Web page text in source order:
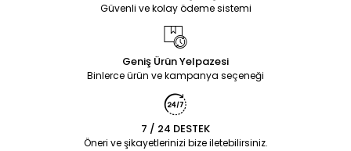
Güvenli ve kolay ödeme sistemi
Geniş Ürün Yelpazesi
Binlerce ürün ve kampanya seçeneği
7 / 24 DESTEK
Öneri ve şikayetlerinizi bize iletebilirsiniz.